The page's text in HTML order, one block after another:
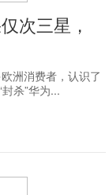
次三星，
洲消费者，认识了
杀”华为...